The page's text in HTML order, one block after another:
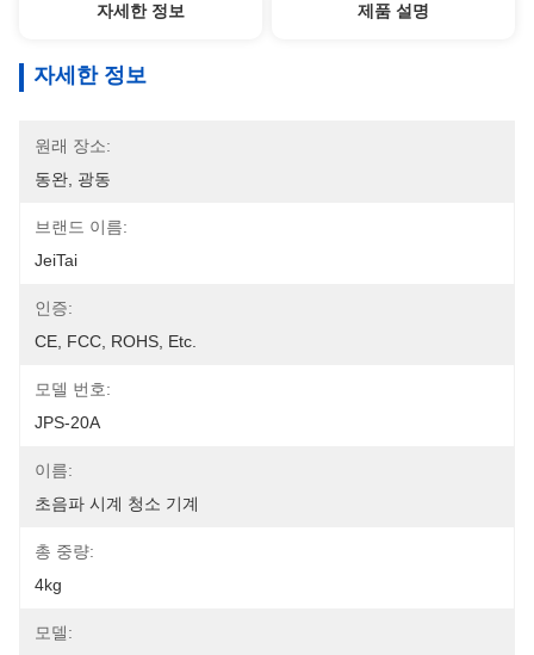
자세한 정보 제품 설명
자세한 정보
원래 장소:
동완, 광동
브랜드 이름:
JeiTai
인증:
CE, FCC, ROHS, Etc.
모델 번호:
JPS-20A
이름:
초음파 시계 청소 기계
총 중량:
4kg
모델: